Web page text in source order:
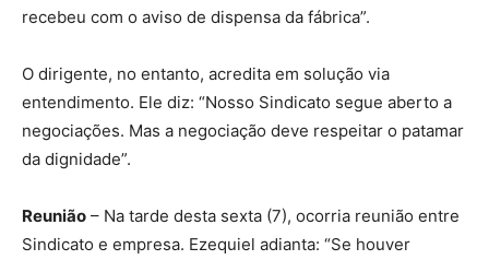
recebeu com o aviso de dispensa da fábrica”.
O dirigente, no entanto, acredita em solução via
entendimento. Ele diz: “Nosso Sindicato segue aberto a
negociações. Mas a negociação deve respeitar o patamar
da dignidade”.
Reunião – Na tarde desta sexta (7), ocorria reunião entre
Sindicato e empresa. Ezequiel adianta: “Se houver